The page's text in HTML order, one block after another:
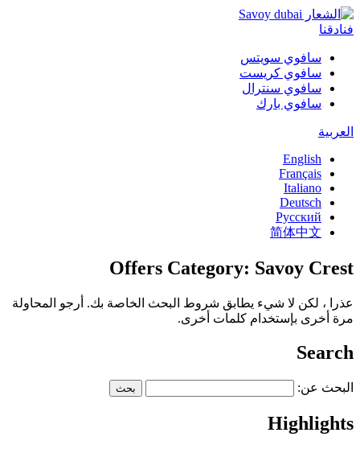
فنادقنا
سافوي سويتس
سافوي كريست
سافوي سنترال
سافوي بارك
العربية
English
Français
Italiano
Deutsch
Русский
简体中文
Offers Category: Savoy Crest
عذرا ، لكن لا شيء يطابق شروط البحث الخاصة بك. أرجو المحاولة
مرة أخرى بإستخدام كلمات أخرى.
Search
البحث عن:
Highlights